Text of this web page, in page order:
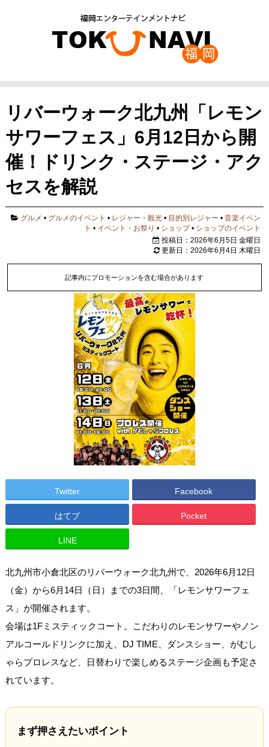
リバーウォーク北九州「レモン
サワーフェス」6月12日から開
催！ドリンク・ステージ・アク
セスを解説
グルメ • グルメのイベント • レジャー・観光 • 目的別レジャー •音楽イベン
ト • イベント・お祭り • ショップ• ショップのイベント
投稿日：2026年6月5日 金曜日
更新日：2026年6月4日 木曜日
記事内にプロモーションを含む場合があります
Twitter Facebook
はてブ Pocket
LINE
北九州市小倉北区のリバーウォーク北九州で、2026年6月12日
（金）から6月14日（日）までの3日間、「レモンサワーフェ
ス」が開催されます。
会場は1Fミスティックコート。こだわりのレモンサワーやノン
アルコールドリンクに加え、DJ TIME、ダンスショー、がむし
ゃらプロレスなど、日替わりで楽しめるステージ企画も予定さ
れています。
まず押さえたいポイント